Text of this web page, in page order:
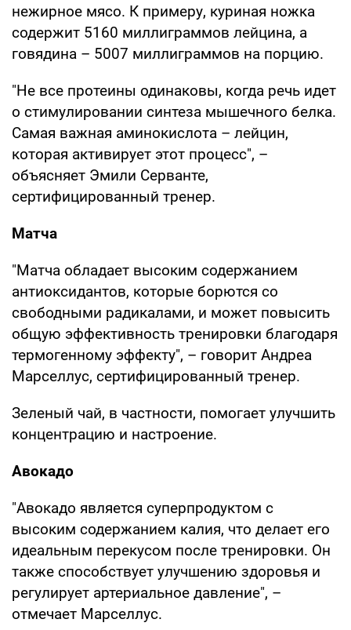
нежирное мясо. К примеру, куриная ножка
содержит 5160 миллиграммов лейцина, а
говядина – 5007 миллиграммов на порцию.
"Не все протеины одинаковы, когда речь идет
о стимулировании синтеза мышечного белка.
Самая важная аминокислота – лейцин,
которая активирует этот процесс", –
объясняет Эмили Серванте,
сертифицированный тренер.
Матча
"Матча обладает высоким содержанием
антиоксидантов, которые борются со
свободными радикалами, и может повысить
общую эффективность тренировки благодаря
термогенному эффекту", – говорит Андреа
Марселлус, сертифицированный тренер.
Зеленый чай, в частности, помогает улучшить
концентрацию и настроение.
Авокадо
"Авокадо является суперпродуктом с
высоким содержанием калия, что делает его
идеальным перекусом после тренировки. Он
также способствует улучшению здоровья и
регулирует артериальное давление", –
отмечает Марселлус.